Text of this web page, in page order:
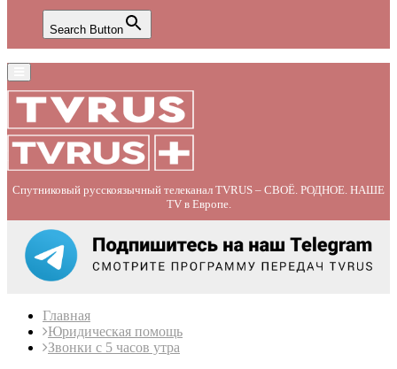
Search Button
Menu
Спутниковый русскоязычный телеканал TVRUS – СВОЁ. РОДНОЕ. НАШЕ
TV в Европе.
Главная
Юридическая помощь
Звонки с 5 часов утра